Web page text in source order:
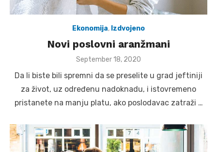
Ekonomija, Izdvojeno
Novi poslovni aranžmani
Posted
September 18, 2020
Da li biste bili spremni da se preselite u grad jeftiniji
za život, uz određenu nadoknadu, i istovremeno
pristanete na manju platu, ako poslodavac zatraži …